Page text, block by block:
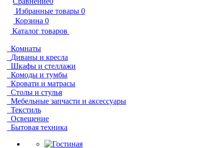
Избранные товары 0
Корзина 0
Каталог товаров
Комнаты
Диваны и кресла
Шкафы и стеллажи
Комоды и тумбы
Кровати и матрасы
Столы и стулья
Мебельные запчасти и аксессуары
Текстиль
Освещение
Бытовая техника